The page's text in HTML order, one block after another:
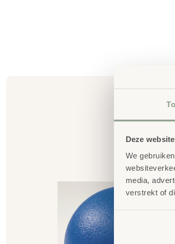
Deze
We
media,
verstrekt of